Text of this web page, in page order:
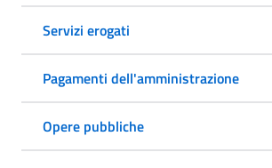
Servizi erogati
Pagamenti dell'amministrazione
Opere pubbliche